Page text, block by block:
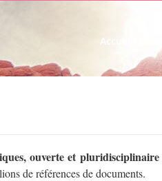
Accueil
ouverte et pluridisciplinaire
de références de documents.